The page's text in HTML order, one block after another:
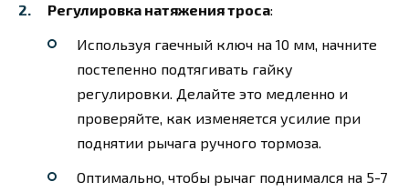
Регулировка натяжения троса:
Используя гаечный ключ на 10 мм, начните
постепенно подтягивать гайку
регулировки. Делайте это медленно и
проверяйте, как изменяется усилие при
поднятии рычага ручного тормоза.
Оптимально, чтобы рычаг поднимался на 5-7